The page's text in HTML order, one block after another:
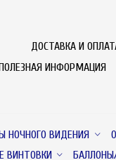
ДОСТАВКА И
ИНФОРМАЦИЯ
НОЧНОГО ВИДЕНИЯ
ВИНТОВКИ